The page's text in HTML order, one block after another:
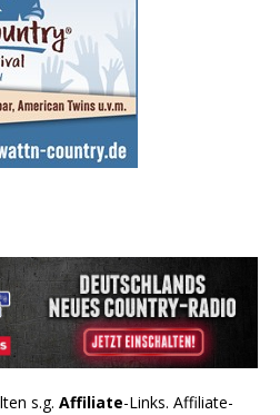
s.g. Affiliate-Links. Affiliate-